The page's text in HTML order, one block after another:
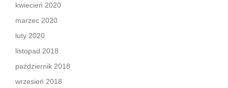
kwiecień 2020
marzec 2020
luty 2020
listopad 2018
październik 2018
wrzesień 2018